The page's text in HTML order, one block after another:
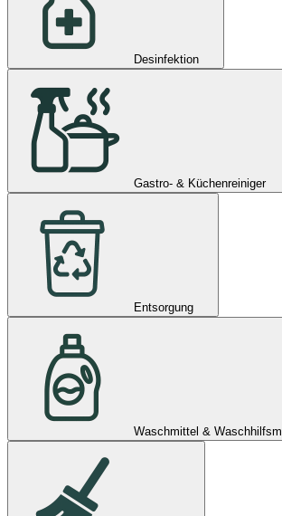
Desinfektion
Gastro- & Küchenreiniger
Entsorgung
Waschmittel &